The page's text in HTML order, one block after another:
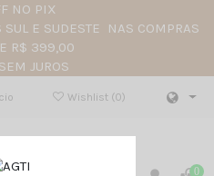
NO PIX
SUL E SUDESTE NAS COMPRAS
R$ 399,00
JUROS
Wishlist (0)
0